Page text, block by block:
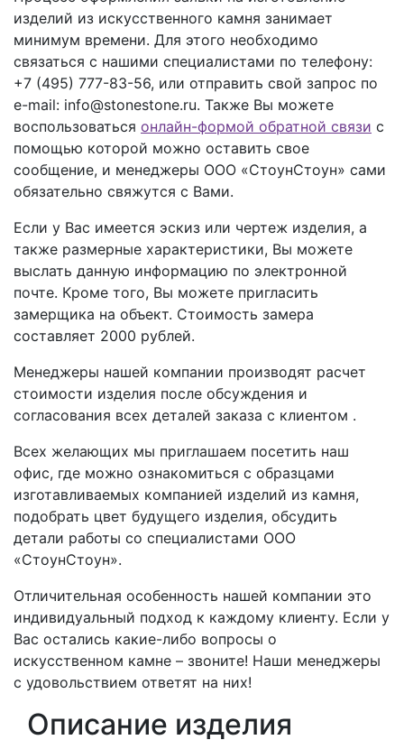
изделий из искусственного камня занимает
минимум времени. Для этого необходимо
связаться с нашими специалистами по телефону:
+7 (495) 777-83-56, или отправить свой запрос по
e-mail: info@stonestone.ru. Также Вы можете
воспользоваться онлайн-формой обратной связи с
помощью которой можно оставить свое
сообщение, и менеджеры ООО «СтоунСтоун» сами
обязательно свяжутся с Вами.
Если у Вас имеется эскиз или чертеж изделия, а
также размерные характеристики, Вы можете
выслать данную информацию по электронной
почте. Кроме того, Вы можете пригласить
замерщика на объект. Стоимость замера
составляет 2000 рублей.
Менеджеры нашей компании производят расчет
стоимости изделия после обсуждения и
согласования всех деталей заказа с клиентом .
Всех желающих мы приглашаем посетить наш
офис, где можно ознакомиться с образцами
изготавливаемых компанией изделий из камня,
подобрать цвет будущего изделия, обсудить
детали работы со специалистами ООО
«СтоунСтоун».
Отличительная особенность нашей компании это
индивидуальный подход к каждому клиенту. Если у
Вас остались какие-либо вопросы о
искусственном камне – звоните! Наши менеджеры
с удовольствием ответят на них!
Описание изделия